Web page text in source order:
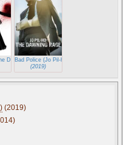
Dead (U-neun nam-ja)
Bad Police (Jo Pil-ho: The Dawning Rage)
(2019)
(2019)